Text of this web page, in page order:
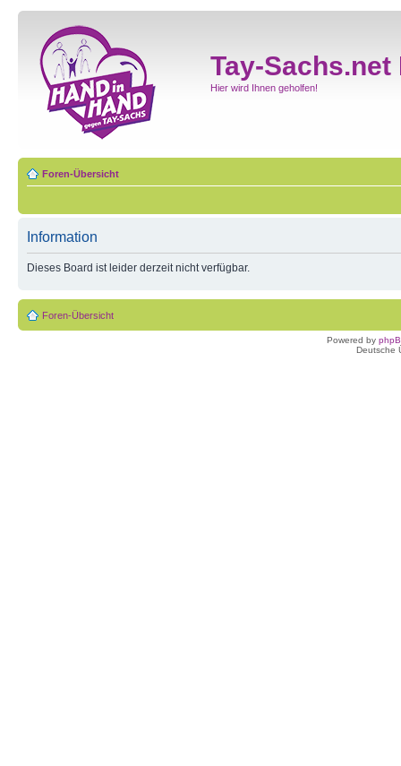
Tay-Sachs.net
Hier wird Ihnen geholfen!
Foren-Übersicht
Information
Dieses Board ist leider derzeit nicht verfügbar.
Foren-Übersicht
Powered by
Deutsche